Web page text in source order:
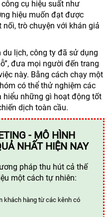
cụ hiệu suất như
hiệu muốn đạt được
nối, trò chuyện với khán giả
lịch, công ty đã sử dụng
đưa mọi người đến trang
này. Bằng cách chạy một
có thể thử nghiệm các
hiểu những gì hoạt động tốt
dịch toàn cầu.
- MÔ HÌNH
NHẤT HIỆN NAY
pháp thu hút cả thế
một cách tự nhiên:
khách hàng từ các kênh có